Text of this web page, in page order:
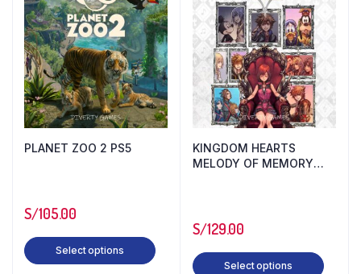
PLANET ZOO 2 PS5
S/105.00
Select options
KINGDOM HEARTS
MELODY OF MEMORY
S/129.00
Select options